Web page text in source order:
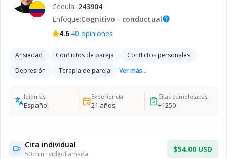
Cédula: 243904
Enfoque:Cognitivo - conductualhelp
4.6·40 opiniones
Ansiedad Conflictos de pareja
Conflictos personales
Depresión
Terapia de pareja Ver más...
Idiomas
Español
Experiencia
21 años
Citas completadas
+1250
Cita individual
50 min · videollamada
$54.00 USD